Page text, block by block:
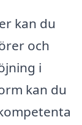
kan du
och
i
kan du